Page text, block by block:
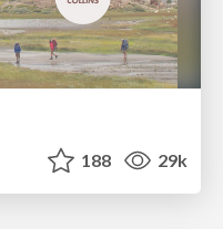
188 29k